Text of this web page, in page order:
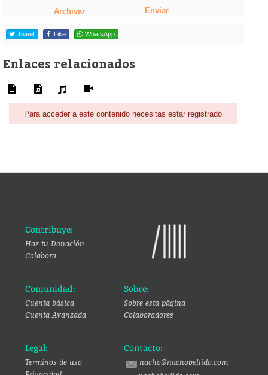
Archivar Enviar
Tweet Like WhatsApp
Enlaces relacionados
Para acceder a este contenido necesitas estar registrado
Contribuye:
Haz tu Donación
Colabora
Comunidad:
Cuenta básica
Cuenta Avanzada
Sobre:
Sobre esta página
Colaboradores
Legal:
Terminos de uso
Contacto:
nacho@nachobellido.com